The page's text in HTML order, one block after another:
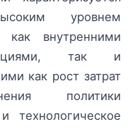
уровнем
как внутренними
так и
как рост затрат
политики
технологическое